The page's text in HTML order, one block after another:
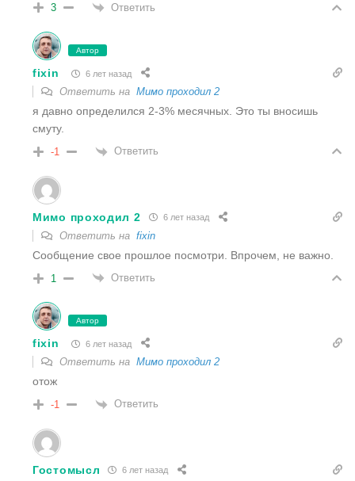
3 Ответить
Автор
fixin 6 лет назад
Ответить на Мимо проходил 2
я давно определился 2-3% месячных. Это ты вносишь
смуту.
-1 Ответить
Мимо проходил 2 6 лет назад
Ответить на fixin
Сообщение свое прошлое посмотри. Впрочем, не важно.
1 Ответить
Автор
fixin 6 лет назад
Ответить на Мимо проходил 2
отож
-1 Ответить
Гостомысл 6 лет назад